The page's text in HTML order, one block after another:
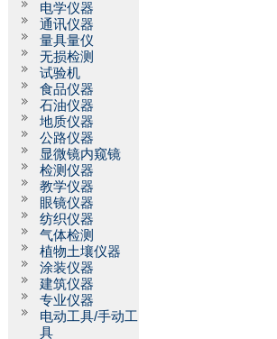
电学仪器
通讯仪器
量具量仪
无损检测
试验机
食品仪器
石油仪器
地质仪器
公路仪器
显微镜内窥镜
检测仪器
教学仪器
眼镜仪器
纺织仪器
气体检测
植物土壤仪器
涂装仪器
建筑仪器
专业仪器
电动工具/手动工
具